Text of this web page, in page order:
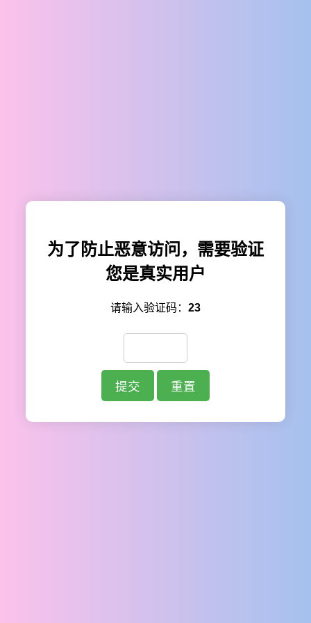
为了防止恶意访问，需要验证
您是真实用户
请输入验证码： 23
提交 重置